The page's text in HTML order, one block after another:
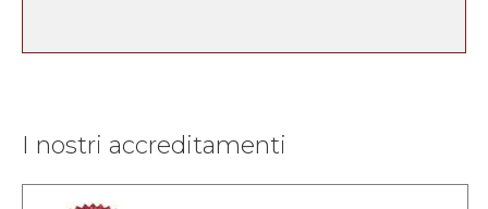
I nostri accreditamenti